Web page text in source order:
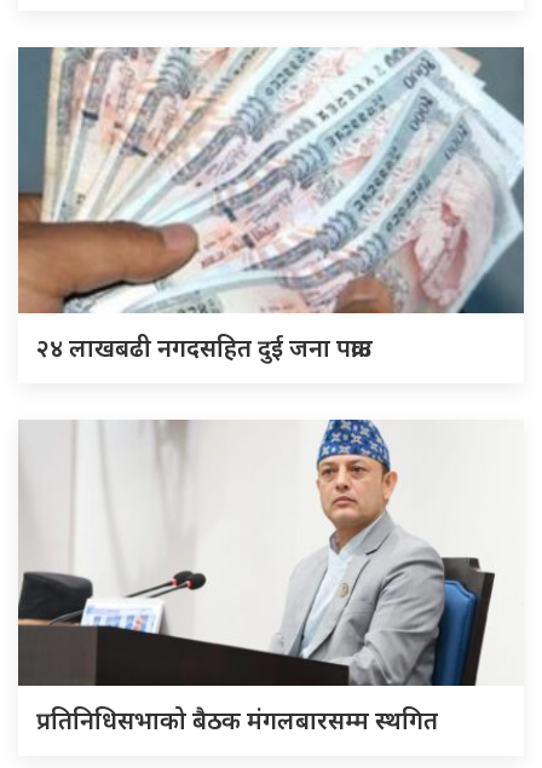
२४ लाखबढी नगदसहित दुई जना पक्राउ
प्रतिनिधिसभाको बैठक मंगलबारसम्म स्थगित